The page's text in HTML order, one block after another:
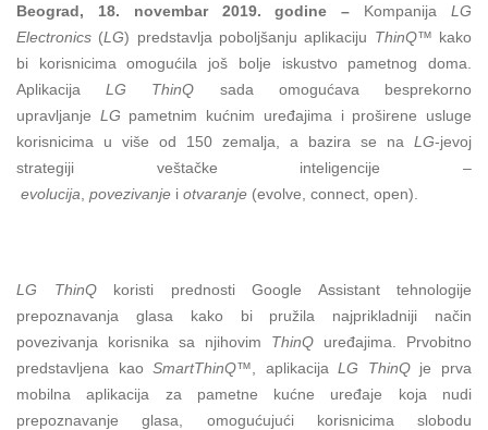
Beograd, 18. novembar 2019. godine– KompanijaLG
Electronics (LG) predstavlja poboljšanju aplikaciju ThinQ™ kako
bi korisnicima omogućila još bolje iskustvo pametnog doma.
AplikacijaLG ThinQ sada omogućava besprekorno
upravljanje LG pametnim kućnim uređajima i proširene usluge
korisnicima u više od 150 zemalja, a bazira se na LG-jevoj
strategiji veštačke inteligencije –
evolucija povezivanje i otvaranje (evolve, connect, open).
LG ThinQkoristi prednosti Google Assistant tehnologije
prepoznavanja glasa kako bi pružila najprikladniji način
povezivanja korisnika sa njihovim ThinQ uređajima. Prvobitno
predstavljena kaoSmartThinQ™ , aplikacijaLG ThinQje prva
mobilna aplikacija za pametne kućne uređaje koja nudi
prepoznavanje glasa, omogućujući korisnicima slobodu